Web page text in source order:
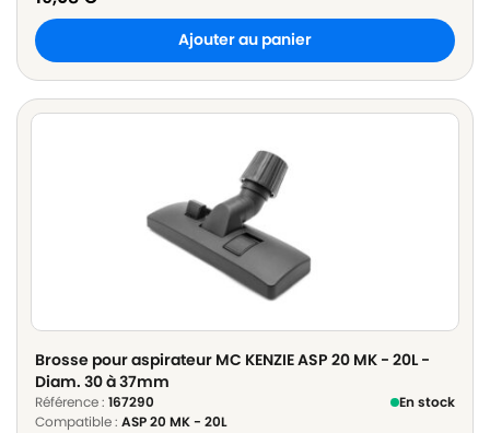
Ajouter au panier
Brosse pour aspirateur MC KENZIE ASP 20 MK - 20L -
Diam. 30 à 37mm
Référence : 167290
En stock
Compatible : ASP 20 MK - 20L